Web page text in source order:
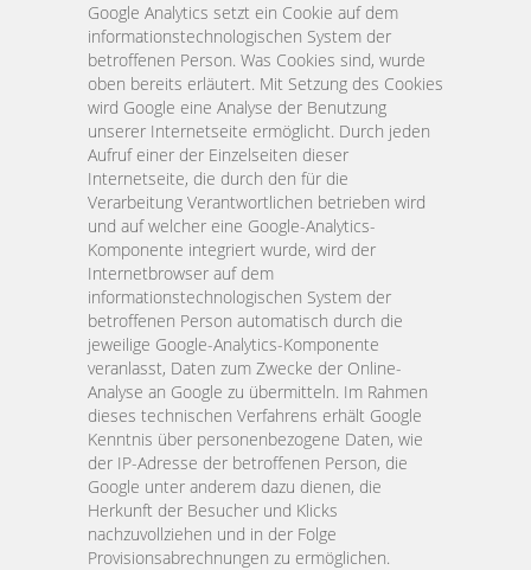
Google Analytics setzt ein Cookie auf dem
informationstechnologischen System der
betroffenen Person. Was Cookies sind, wurde
oben bereits erläutert. Mit Setzung des Cookies
wird Google eine Analyse der Benutzung
unserer Internetseite ermöglicht. Durch jeden
Aufruf einer der Einzelseiten dieser
Internetseite, die durch den für die
Verarbeitung Verantwortlichen betrieben wird
und auf welcher eine Google-Analytics-
Komponente integriert wurde, wird der
Internetbrowser auf dem
informationstechnologischen System der
betroffenen Person automatisch durch die
jeweilige Google-Analytics-Komponente
veranlasst, Daten zum Zwecke der Online-
Analyse an Google zu übermitteln. Im Rahmen
dieses technischen Verfahrens erhält Google
Kenntnis über personenbezogene Daten, wie
der IP-Adresse der betroffenen Person, die
Google unter anderem dazu dienen, die
Herkunft der Besucher und Klicks
nachzuvollziehen und in der Folge
Provisionsabrechnungen zu ermöglichen.